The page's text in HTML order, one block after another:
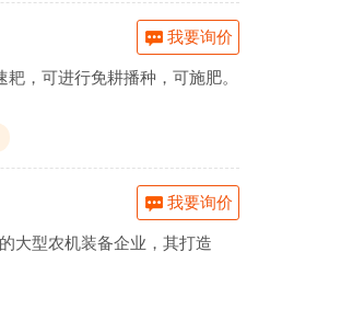
，可进行免耕播种，可施肥。
我要询价
大型农机装备企业，其打造
我要询价